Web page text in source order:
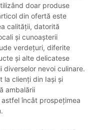
doar produse
din ofertă este
calității, datorită
și cunoașterii
verdețuri, diferite
și alte delicatese
nevoi culinare.
la clienți din Iași și
ambalării
încât prospețimea